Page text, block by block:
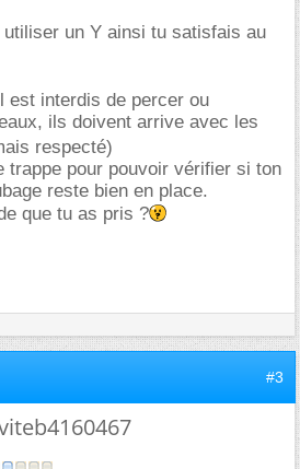
un Y ainsi tu satisfais au
est interdis de percer ou
ils doivent arrive avec les
respecté)
trappe pour pouvoir vérifier si ton
reste bien en place.
que tu as pris ?
#3